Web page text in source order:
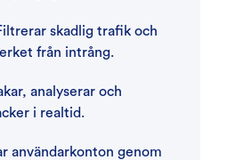
skadlig trafik och
från intrång.
analyserar och
i realtid.
användarkonton genom